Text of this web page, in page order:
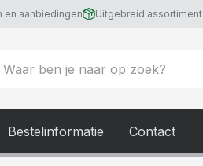
en aanbiedingen Uitgebreid assortiment
Bestelinformatie Contact